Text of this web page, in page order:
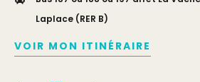
Laplace (RER B)
VOIR MON ITINÉRAIRE